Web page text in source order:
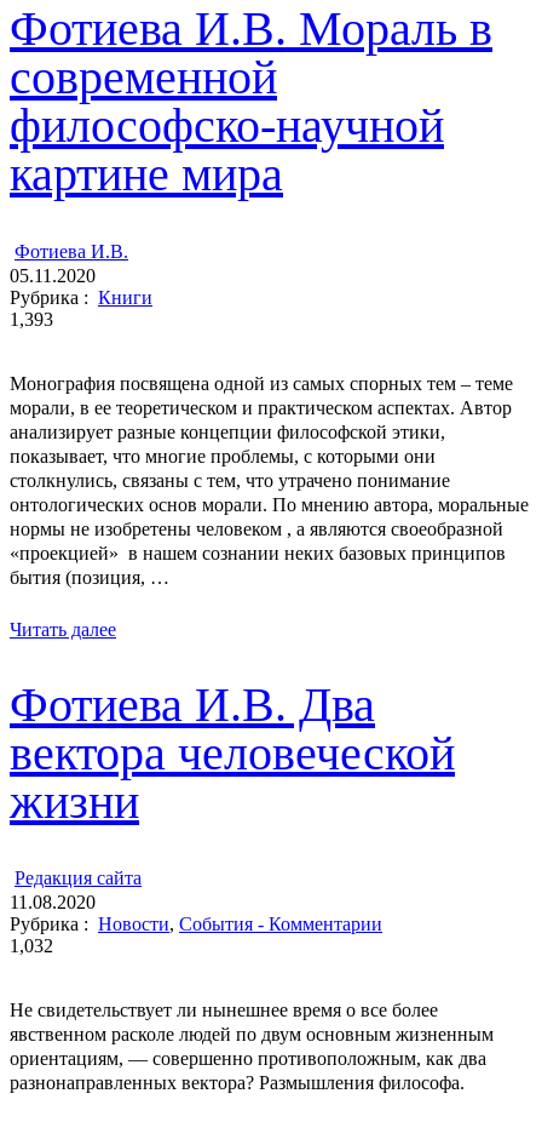
Фотиева И.В. Мораль в
современной
философско-научной
картине мира
Фотиева И.В.
05.11.2020
Рубрика : Книги
1,393
Монография посвящена одной из самых спорных тем – теме
морали, в ее теоретическом и практическом аспектах. Автор
анализирует разные концепции философской этики,
показывает, что многие проблемы, с которыми они
столкнулись, связаны с тем, что утрачено понимание
онтологических основ морали. По мнению автора, моральные
нормы не изобретены человеком , а являются своеобразной
«проекцией» в нашем сознании неких базовых принципов
бытия (позиция, …
Читать далее
Фотиева И.В. Два
вектора человеческой
жизни
Редакция cайта
11.08.2020
Рубрика : Новости, События - Комментарии
1,032
Не свидетельствует ли нынешнее время о все более
явственном расколе людей по двум основным жизненным
ориентациям, ― совершенно противоположным, как два
разнонаправленных вектора? Размышления философа.